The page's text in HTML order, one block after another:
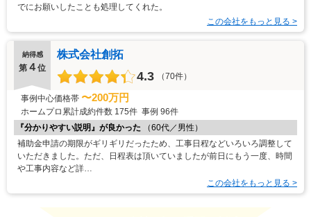
でにお願いしたことも処理してくれた。
この会社をもっと見る >
納得感
第 ４ 位
株式会社創拓
4.3 （70件）
事例中心価格帯 〜200万円
ホームプロ累計成約件数 175件 事例 96件
『分かりやすい説明』が良かった
（60代／男性）
補助金申請の期限がギリギリだったため、工事日程などいろいろ調整して
いただきました。ただ、日程表は頂いていましたが前日にもう一度、時間
や工事内容など詳…
この会社をもっと見る >